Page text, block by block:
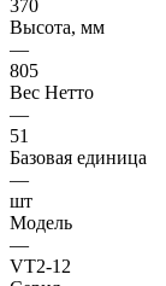
370
Высота, мм
—
805
Вес Нетто
—
51
Базовая единица
—
шт
Модель
—
VT2-12